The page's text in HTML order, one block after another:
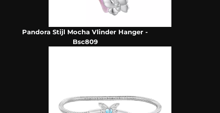
Pandora Stijl Mocha Vlinder Hanger -
Bsc809